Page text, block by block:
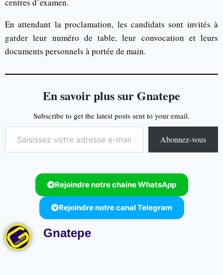
En attendant la proclamation, les candidats sont invités à
garder leur numéro de table, leur convocation et leurs
documents personnels à portée de main.
En savoir plus sur Gnatepe
Subscribe to get the latest posts sent to your email.
Abonnez-vous
Rejoindre notre chaine WhatsApp
Rejoindre notre canal Telegram
Gnatepe